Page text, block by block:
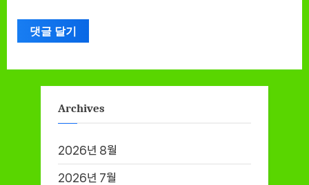
Archives
2026년 8월
2026년 7월